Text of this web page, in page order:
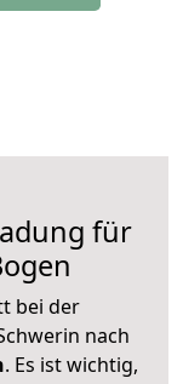
für
bei der
nach
. Es ist wichtig,